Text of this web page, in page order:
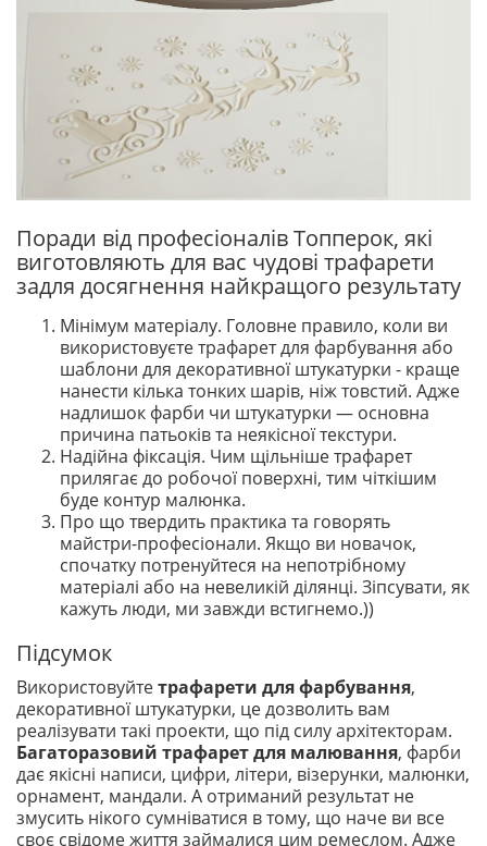
Поради від професіоналів Топперок, які
виготовляють для вас чудові трафарети
задля досягнення найкращого результату
Мінімум матеріалу. Головне правило, коли ви
використовуєте трафарет для фарбування або
шаблони для декоративної штукатурки - краще
нанести кілька тонких шарів, ніж товстий. Адже
надлишок фарби чи штукатурки — основна
причина патьоків та неякісної текстури.
Надійна фіксація. Чим щільніше трафарет
прилягає до робочої поверхні, тим чіткішим
буде контур малюнка.
Про що твердить практика та говорять
майстри-професіонали. Якщо ви новачок,
спочатку потренуйтеся на непотрібному
матеріалі або на невеликій ділянці. Зіпсувати, як
кажуть люди, ми завжди встигнемо.))
Підсумок
Використовуйтетрафарети для фарбування,
декоративної штукатурки, це дозволить вам
реалізувати такі проекти, що під силу архітекторам.
Багаторазовий трафарет для малювання, фарби
дає якісні написи, цифри, літери, візерунки, малюнки,
орнамент, мандали. А отриманий результат не
змусить нікого сумніватися в тому, що наче ви все
своє свідоме життя займалися цим ремеслом. Адже